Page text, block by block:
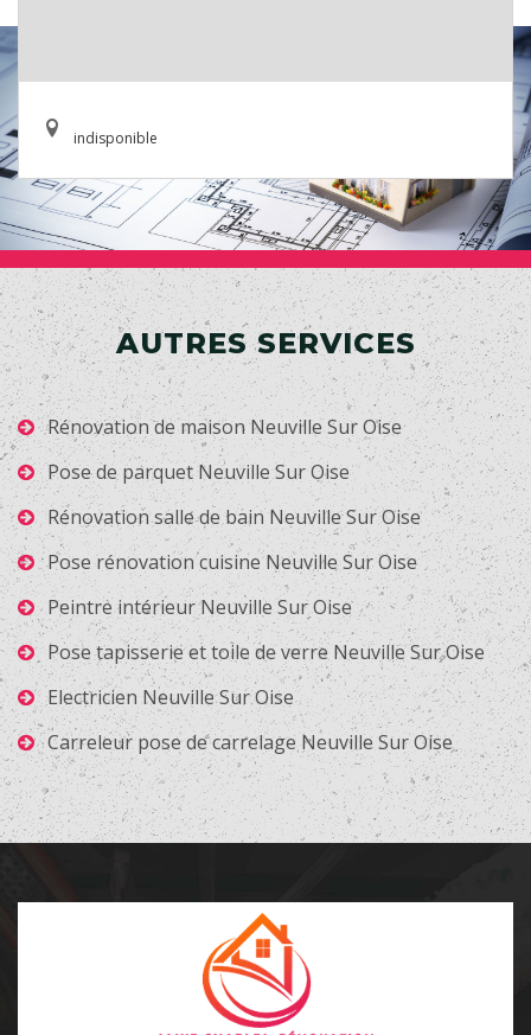
indisponible
AUTRES SERVICES
Rénovation de maison Neuville Sur Oise
Pose de parquet Neuville Sur Oise
Rénovation salle de bain Neuville Sur Oise
Pose rénovation cuisine Neuville Sur Oise
Peintre intérieur Neuville Sur Oise
Pose tapisserie et toile de verre Neuville Sur Oise
Electricien Neuville Sur Oise
Carreleur pose de carrelage Neuville Sur Oise